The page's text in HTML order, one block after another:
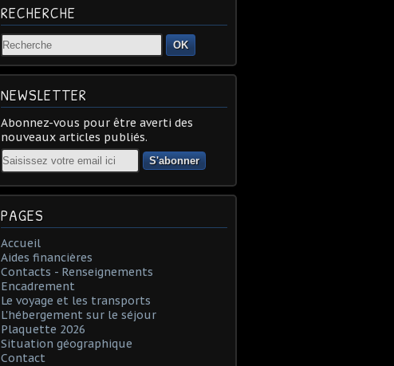
RECHERCHE
OK
NEWSLETTER
Abonnez-vous pour être averti des
nouveaux articles publiés.
Email
PAGES
Accueil
Aides financières
Contacts - Renseignements
Encadrement
Le voyage et les transports
L'hébergement sur le séjour
Plaquette 2026
Situation géographique
Contact